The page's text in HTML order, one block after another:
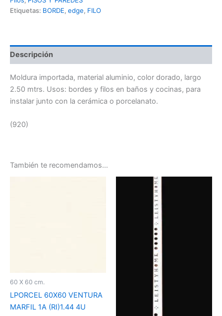
Etiquetas: BORDE, edge, FILO
Descripción
Moldura importada, material aluminio, color dorado, largo
2.50 mtrs. Usos: bordes y filos en baños y cocinas, para
instalar junto con la cerámica o porcelanato.
(920)
También te recomendamos…
60 X 60 cm.
LPORCEL 60X60 VENTURA
MARFIL 1A (RI)1.44 4U